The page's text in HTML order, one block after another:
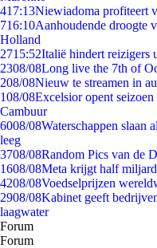
417:13Niewiadoma profiteert
716:10Aanhoudende droogte
Holland
2715:52Italië hindert reizigers
2308/08Long live the 7th of
208/08Nieuw te streamen in
108/08Excelsior opent
Cambuur
6008/08Waterschappen slaan
leeg
3708/08Random Pics van de
1608/08Meta krijgt half
4208/08Voedselprijzen
2908/08Kabinet geeft
laagwater
Forum
Forum